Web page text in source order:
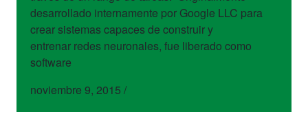
desarrollado internamente por Google LLC para
crear sistemas capaces de construir y
entrenar redes neuronales, fue liberado como
software
noviembre 9, 2015 /